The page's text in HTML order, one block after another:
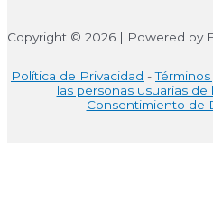
Copyright © 2026 | Powered by
Política de Privacidad -
las personas usuarias de
Consentimiento de